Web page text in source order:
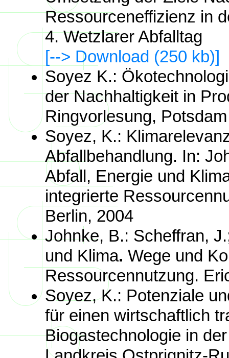
Ressourceneffizienz in
4. Wetzlarer Abfalltag
[--> Download (250 kb)]
Soyez K.:
der Nachhaltigkeit in
Ringvorlesung,
Soyez, K.:
Abfallbehandlung. In:
Abfall, Energie und
integrierte
Berlin, 2004
Johnke, B.: Scheffran,
und Klima. Wege und
Ressourcennutzung.
Soyez, K.: Potenziale
für einen wirtschaftlich
Biogastechnologie in